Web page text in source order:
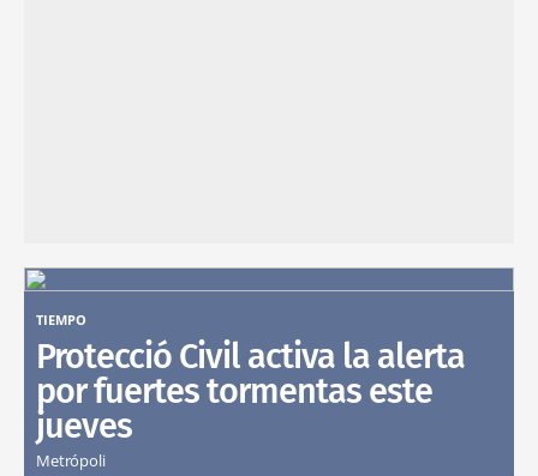
TIEMPO
Protecció Civil activa la alerta
por fuertes tormentas este
jueves
Metrópoli